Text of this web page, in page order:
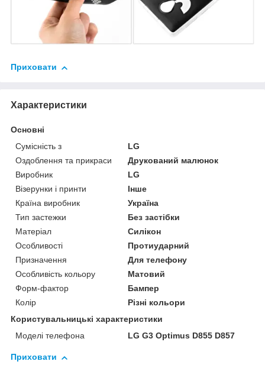
Приховати
Характеристики
Основні
Сумісність з
LG
Оздоблення та прикраси
Друкований малюнок
Виробник
LG
Візерунки і принти
Інше
Країна виробник
Україна
Тип застежки
Без застібки
Матеріал
Силікон
Особливості
Протиударний
Призначення
Для телефону
Особливість кольору
Матовий
Форм-фактор
Бампер
Колір
Різні кольори
Користувальницькі характеристики
Моделі телефона
LG G3 Optimus D855 D857
Приховати